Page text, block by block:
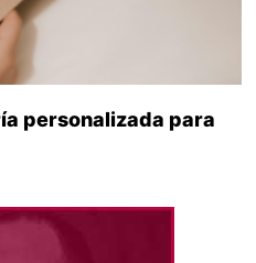
personalizada para